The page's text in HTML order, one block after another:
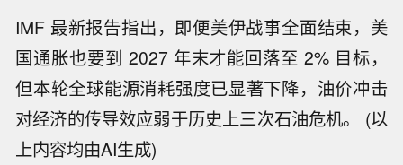
IMF 最新报告指出，即便美伊战事全面结束，美
国通胀也要到 2027 年末才能回落至 2% 目标，
但本轮全球能源消耗强度已显著下降，油价冲击
对经济的传导效应弱于历史上三次石油危机。 (以
上内容均由AI生成)